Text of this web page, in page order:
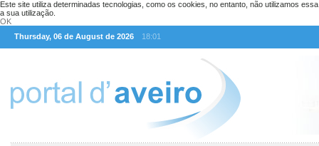
Este site utiliza determinadas tecnologias, como os cookies, no entanto, não utilizamos
a sua utilização.
OK
Thursday, 06 de August de 2026
18:01